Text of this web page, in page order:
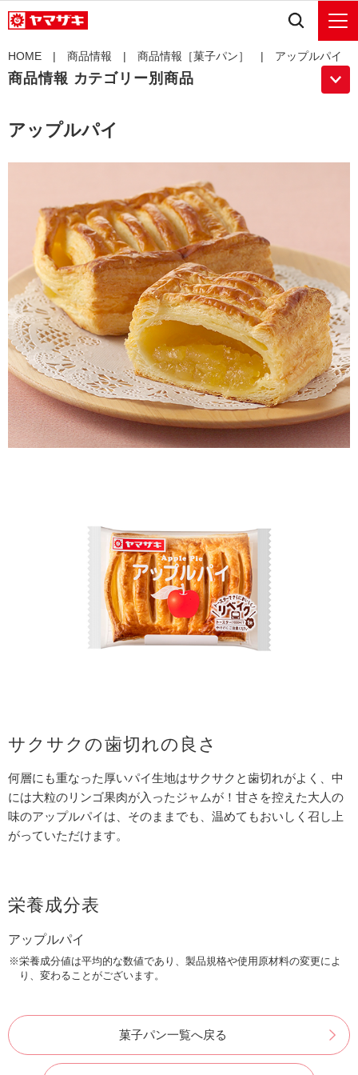
HOME | 商品情報 | 商品情報［菓子パン］ | アップルパイ
商品情報 カテゴリー別商品
アップルパイ
サクサクの歯切れの良さ
何層にも重なった厚いパイ生地はサクサクと歯切れがよく、中
には大粒のリンゴ果肉が入ったジャムが！甘さを控えた大人の
味のアップルパイは、そのままでも、温めてもおいしく召し上
がっていただけます。
栄養成分表
アップルパイ
※栄養成分値は平均的な数値であり、製品規格や使用原材料の変更によ
り、変わることがございます。
菓子パン一覧へ戻る